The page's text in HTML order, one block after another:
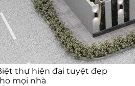
thự hiện đại tuyệt đẹp
mọi nhà